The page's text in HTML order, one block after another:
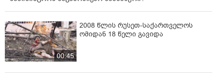
00:45
2008 წლის რუსეთ-საქართველოს
ომიდან 18 წელი გავიდა